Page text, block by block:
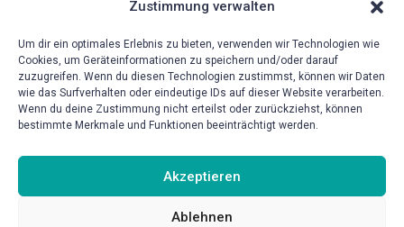
Zustimmung verwalten
Um dir ein optimales Erlebnis zu bieten, verwenden wir Technologien wie
Cookies, um Geräteinformationen zu speichern und/oder darauf
zuzugreifen. Wenn du diesen Technologien zustimmst, können wir Daten
wie das Surfverhalten oder eindeutige IDs auf dieser Website verarbeiten.
Wenn du deine Zustimmung nicht erteilst oder zurückziehst, können
bestimmte Merkmale und Funktionen beeinträchtigt werden.
Akzeptieren
Ablehnen
{!{wpv-post-date format=’d.m.Y‘}!}